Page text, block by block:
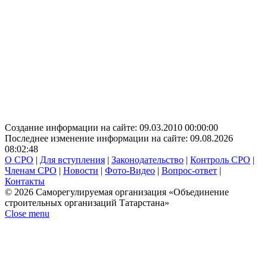
Создание информации на сайте: 09.03.2010 00:00:00
Последнее изменение информации на сайте: 09.08.2026
08:02:48
О СРО | Для вступления | Законодательство | Контроль СРО |
Членам СРО | Новости | Фото-Видео | Вопрос-ответ |
Контакты
© 2026 Саморегулируемая организация «Объединение
строительных организаций Татарстана»
Close menu